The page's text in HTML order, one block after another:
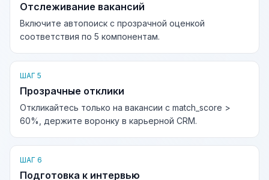
Отслеживание вакансий
Включите автопоиск с прозрачной оценкой
соответствия по 5 компонентам.
ШАГ 5
Прозрачные отклики
Откликайтесь только на вакансии с match_score >
60%, держите воронку в карьерной CRM.
ШАГ 6
Подготовка к интервью